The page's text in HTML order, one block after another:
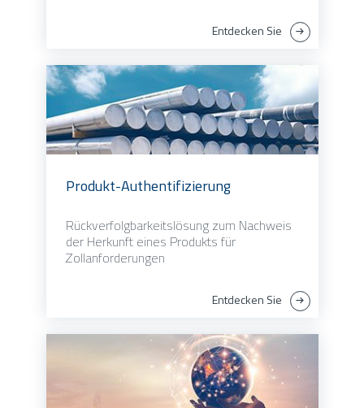
Entdecken Sie
Produkt-Authentifizierung
Rückverfolgbarkeitslösung zum Nachweis
der Herkunft eines Produkts für
Zollanforderungen
Entdecken Sie